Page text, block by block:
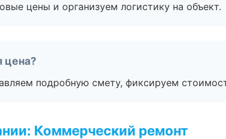
цены и организуем логистику на объект.
цена?
подробную смету, фиксируем
Коммерческий ремонт